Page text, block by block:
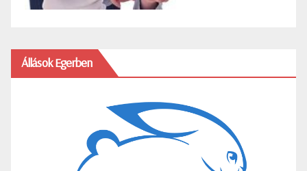
Állások Egerben